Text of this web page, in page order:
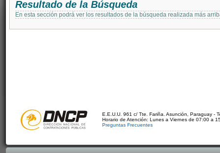
Resultado de la Búsqueda
En esta sección podrá ver los resultados de la búsqueda realizada más
E.E.U.U. 961 c/ Tte. Fariña. Asunción, Paraguay -
Horario de Atención: Lunes a Viernes de 07:00 a
Preguntas Frecuentes